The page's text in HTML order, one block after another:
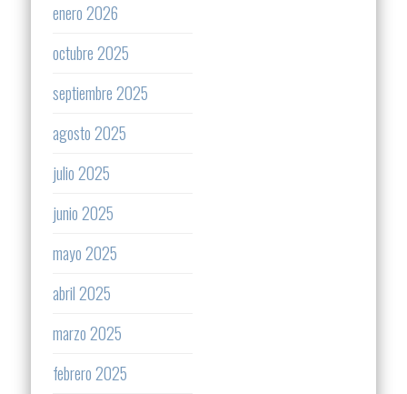
enero 2026
octubre 2025
septiembre 2025
agosto 2025
julio 2025
junio 2025
mayo 2025
abril 2025
marzo 2025
febrero 2025